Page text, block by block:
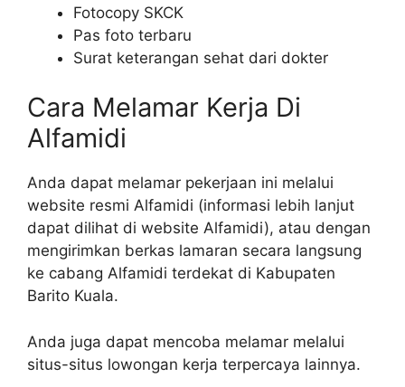
Fotocopy SKCK
Pas foto terbaru
Surat keterangan sehat dari dokter
Cara Melamar Kerja Di
Alfamidi
Anda dapat melamar pekerjaan ini melalui
website resmi Alfamidi (informasi lebih lanjut
dapat dilihat di website Alfamidi), atau dengan
mengirimkan berkas lamaran secara langsung
ke cabang Alfamidi terdekat di Kabupaten
Barito Kuala.
Anda juga dapat mencoba melamar melalui
situs-situs lowongan kerja terpercaya lainnya.